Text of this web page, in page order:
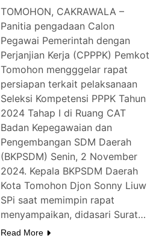
TOMOHON, CAKRAWALA –
Panitia pengadaan Calon
Pegawai Pemerintah dengan
Perjanjian Kerja (CPPPK) Pemkot
Tomohon mengggelar rapat
persiapan terkait pelaksanaan
Seleksi Kompetensi PPPK Tahun
2024 Tahap I di Ruang CAT
Badan Kepegawaian dan
Pengembangan SDM Daerah
(BKPSDM) Senin, 2 November
2024. Kepala BKPSDM Daerah
Kota Tomohon Djon Sonny Liuw
SPi saat memimpin rapat
menyampaikan, didasari Surat…
Read More